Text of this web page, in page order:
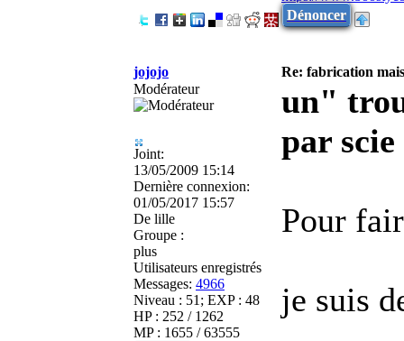
Dénoncer
jojojo
Re: fabrication
Modérateur
Joint:
13/05/2009 15:14
Dernière connexion:
01/05/2017 15:57
De lille
Groupe :
plus
Utilisateurs enregistrés
Messages: 4966
Niveau : 51; EXP : 48
HP : 252 / 1262
MP : 1655 / 63555
un"
par
Pour
je suis